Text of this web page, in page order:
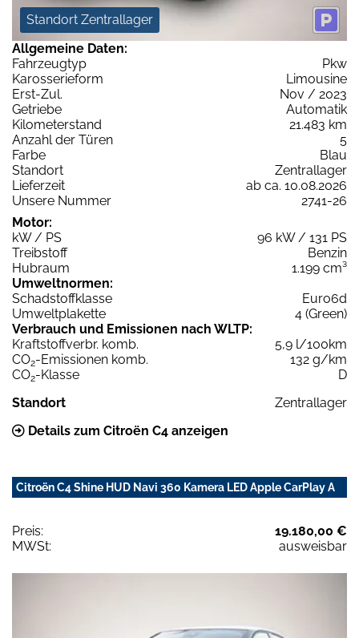
Standort Zentrallager
Allgemeine Daten:
Fahrzeugtyp
Pkw
Karosserieform
Limousine
Erst-Zul.
Nov / 2023
Getriebe
Automatik
Kilometerstand
21.483 km
Anzahl der Türen
5
Farbe
Blau
Standort
Zentrallager
Lieferzeit
ab ca. 10.08.2026
Unsere Nummer
2741-26
Motor:
kW / PS
96 kW / 131 PS
Treibstoff
Benzin
Hubraum
1.199 cm³
Umweltnormen:
Schadstoffklasse
Euro6d
Umweltplakette
4 (Green)
Verbrauch und Emissionen nach WLTP:
Kraftstoffverbr. komb.
5,9 l/100km
CO2-Emissionen komb.
132 g/km
CO2-Klasse
D
Standort
Zentrallager
Details zum Citroën C4 anzeigen
Citroën C4 Shine HUD Navi 360 Kamera LED Apple CarPlay A
Preis:
19.180,00 €
MWSt:
ausweisbar